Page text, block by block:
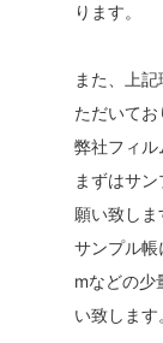
ります。
また、上
ただいてお
弊社フィル
まずはサ
願い致しま
サンプル帳
mなどの少
い致します